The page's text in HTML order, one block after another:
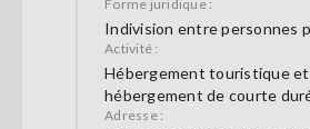
Forme juridique :
Indivision entre personnes
Activité :
Hébergement touristique
hébergement de courte
Adresse :